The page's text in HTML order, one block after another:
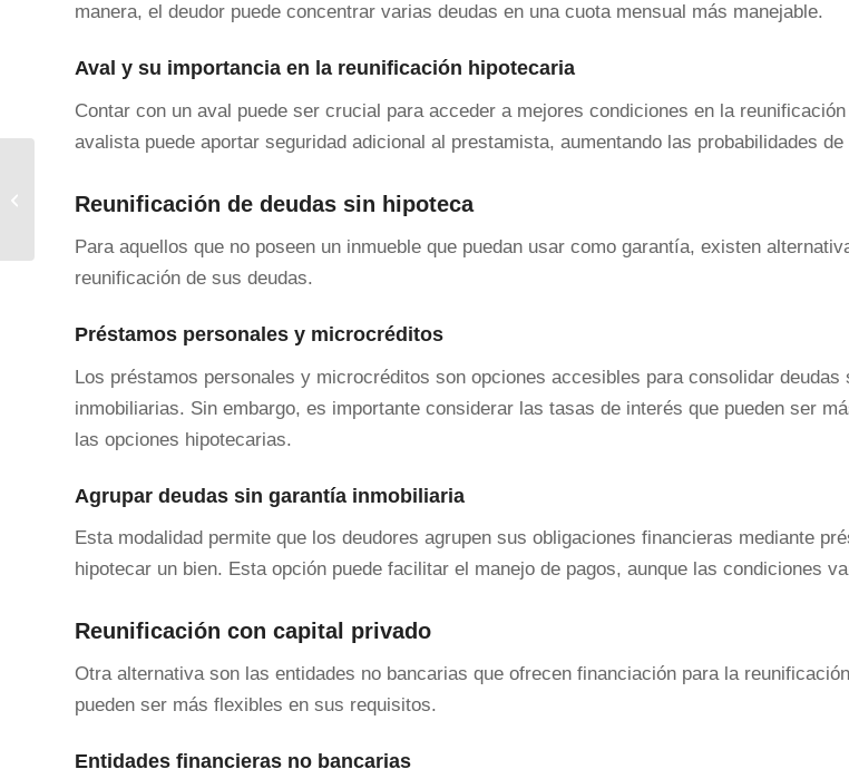
manera, el deudor puede concentrar varias deudas en una cuota mensual más manejable.
Aval y su importancia en la reunificación hipotecaria
Contar con un aval puede ser crucial para acceder a mejores condiciones en la
avalista puede aportar seguridad adicional al prestamista, aumentando las probabilidades
Reunificación de deudas sin hipoteca
Para aquellos que no poseen un inmueble que puedan usar como garantía, existen
reunificación de sus deudas.
Préstamos personales y microcréditos
Los préstamos personales y microcréditos son opciones accesibles para consolidar deudas
inmobiliarias. Sin embargo, es importante considerar las tasas de interés que pueden ser
las opciones hipotecarias.
Agrupar deudas sin garantía inmobiliaria
Esta modalidad permite que los deudores agrupen sus obligaciones financieras mediante
hipotecar un bien. Esta opción puede facilitar el manejo de pagos, aunque las condiciones
Reunificación con capital privado
Otra alternativa son las entidades no bancarias que ofrecen financiación para la
pueden ser más flexibles en sus requisitos.
Entidades financieras no bancarias
Reunificación de deudas Guadalajara